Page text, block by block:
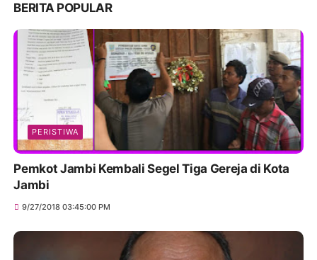
BERITA POPULAR
PERISTIWA
Pemkot Jambi Kembali Segel Tiga Gereja di Kota
Jambi
9/27/2018 03:45:00 PM